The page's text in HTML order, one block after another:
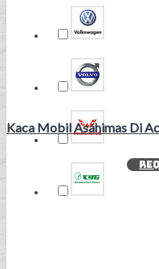
Kaca Mobil Asahimas Di